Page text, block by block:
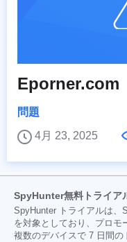
Eporner.com
問題
4月 23, 2025
SpyHunter無料トライア
SpyHunter トライアルは、
を対象としており、プロモ
複数のデバイスで 7 日間の